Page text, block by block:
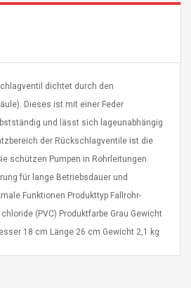
Adapter 5v/2.1a Ac Usb
Wall Charger Travel
Adapter For Samsung
Charge Adapter
$ 1.72
High Quality Retro Game
Tetris Cases For Iphone 6
Plus 6s 7 8 Plus TPU
Phone Back Game
Consoles Cover For
$ 11.43
dichtet durch den
Dieses ist mit einer Feder
und lässt sich lageunabhängig
der Rückschlagventile ist die
schützen Pumpen in Rohrleitungen.
für lange Betriebsdauer und
Funktionen Produkttyp Fallrohr-
(PVC) Produktfarbe Grau Gewicht
18 cm Länge 26 cm Gewicht 2,1 kg